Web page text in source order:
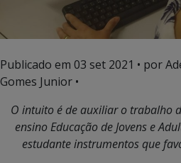
Publicado em 03 set 2021 • por
Gomes Junior •
O intuito é de auxiliar o trabalho
ensino Educação de Jovens e
estudante instrumentos que